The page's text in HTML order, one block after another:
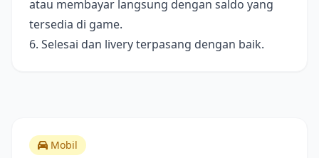
atau membayar langsung dengan saldo yang
tersedia di game.
6. Selesai dan livery terpasang dengan baik.
Mobil